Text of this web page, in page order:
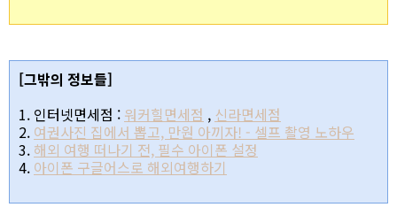
[그밖의 정보들]
1. 인터넷면세점 : 워커힐면세점 , 신라면세점
2. 여권사진 집에서 뽑고, 만원 아끼자! - 셀프 촬영 노하우
3. 해외 여행 떠나기 전, 필수 아이폰 설정
4. 아이폰 구글어스로 해외여행하기